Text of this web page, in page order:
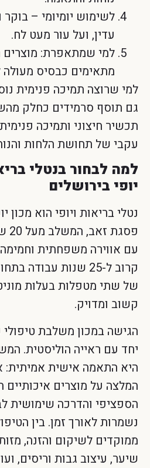
לשימוש יומיומי – בוקר
עדין, ועל עור מעט לח.
למי שמתאפרת: מוצרים
מתאימים כבסיס מעולה
למי שרוצה תמיכה פנימית
גם תוסף סרמידים כחלק
תכשיר חיצוני ותמיכה
עקבי של תחושת הלחות
למה לבחור בנטלי
יופי בירושלים
נטלי בריאות ויופי הוא מכון
עם אווירה משפחתית
קרוב ל-25 שנות
של שתי מטפלות בעלות
קשוב ומדויק.
הגישה במכון משלבת
יחד עם ראייה הוליסטית.
היא התאמה אישית אמיתית:
המלצה על מוצרים
הספציפי והדרכה שימושית
נשמרות לאורך זמן. בין
ממוקדים לשיקום והזנה,
שיער, עיצוב גבות וריסים,